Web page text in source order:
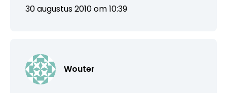
30 augustus 2010 om 10:39
Wouter